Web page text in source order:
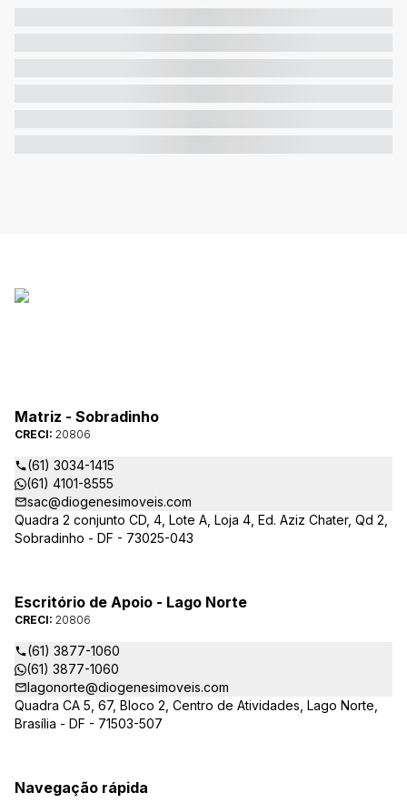
Matriz - Sobradinho
CRECI: 20806
(61) 3034-1415
(61) 4101-8555
sac@diogenesimoveis.com
Quadra 2 conjunto CD, 4, Lote A, Loja 4, Ed. Aziz Chater, Qd 2,
Sobradinho - DF - 73025-043
Escritório de Apoio - Lago Norte
CRECI: 20806
(61) 3877-1060
(61) 3877-1060
lagonorte@diogenesimoveis.com
Quadra CA 5, 67, Bloco 2, Centro de Atividades, Lago Norte,
Brasília - DF - 71503-507
Navegação rápida